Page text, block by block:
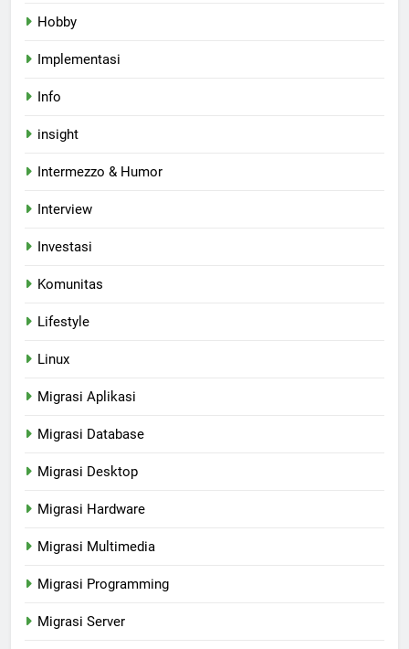
Hobby
Implementasi
Info
insight
Intermezzo & Humor
Interview
Investasi
Komunitas
Lifestyle
Linux
Migrasi Aplikasi
Migrasi Database
Migrasi Desktop
Migrasi Hardware
Migrasi Multimedia
Migrasi Programming
Migrasi Server